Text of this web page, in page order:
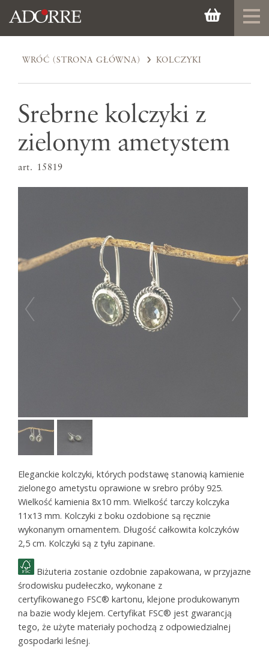
WRÓĆ (STRONA GŁÓWNA) KOLCZYKI
Srebrne kolczyki z
zielonym ametystem
art. 15819
Eleganckie kolczyki, których podstawę stanowią kamienie
zielonego ametystu oprawione w srebro próby 925.
Wielkość kamienia 8x10 mm. Wielkość tarczy kolczyka
11x13 mm. Kolczyki z boku ozdobione są ręcznie
wykonanym ornamentem. Długość całkowita kolczyków
2,5 cm. Kolczyki są z tyłu zapinane.
Biżuteria zostanie ozdobnie zapakowana, w przyjazne
środowisku pudełeczko, wykonane z
certyfikowanego FSC® kartonu, klejone produkowanym
na bazie wody klejem. Certyfikat FSC® jest gwarancją
tego, że użyte materiały pochodzą z odpowiedzialnej
gospodarki leśnej.